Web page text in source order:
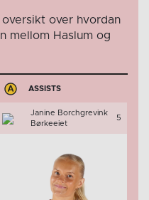
over hvordan
mellom Haslum og
ASSISTS
Janine Borchgrevink
Børkeeiet
5